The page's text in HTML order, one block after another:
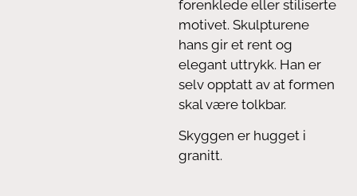
forenklede eller stiliserte
motivet. Skulpturene
hans gir et rent og
elegant uttrykk. Han er
selv opptatt av at formen
skal være tolkbar.
Skyggen er hugget i
granitt.